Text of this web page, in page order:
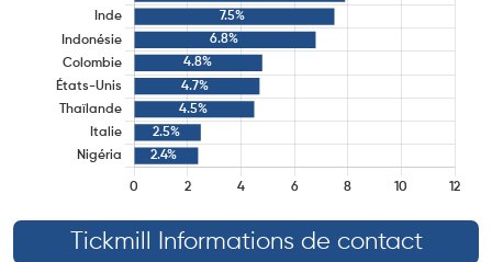
Tickmill Informations de contact